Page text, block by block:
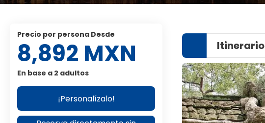
Itinerario
precio por persona Desde
8,892 MXN
En base a 2 adultos
¡Personalízalo!